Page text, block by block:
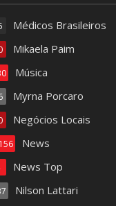
Médicos Brasileiros
Mikaela Paim
Música
Myrna Porcaro
Negócios Locais
News
News Top
Nilson Lattari